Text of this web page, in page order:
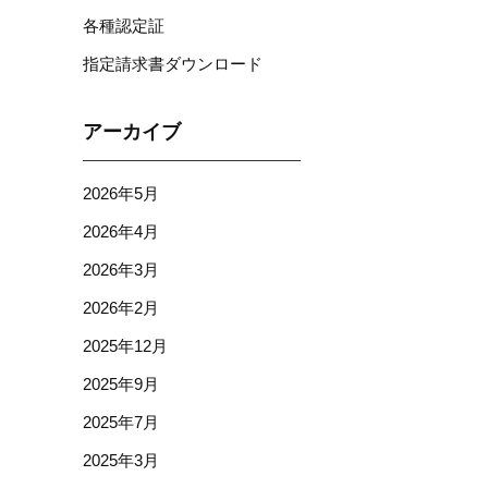
各種認定証
指定請求書ダウンロード
アーカイブ
2026年5月
2026年4月
2026年3月
2026年2月
2025年12月
2025年9月
2025年7月
2025年3月